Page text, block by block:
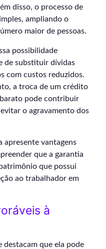
disso, o processo de
ampliando o
maior de pessoas.
possibilidade
de substituir dívidas
com custos reduzidos.
a troca de um crédito
pode contribuir
o agravamento dos
apresente vantagens
que a garantia
que possui
ao trabalhador em
à
destacam que ela pode